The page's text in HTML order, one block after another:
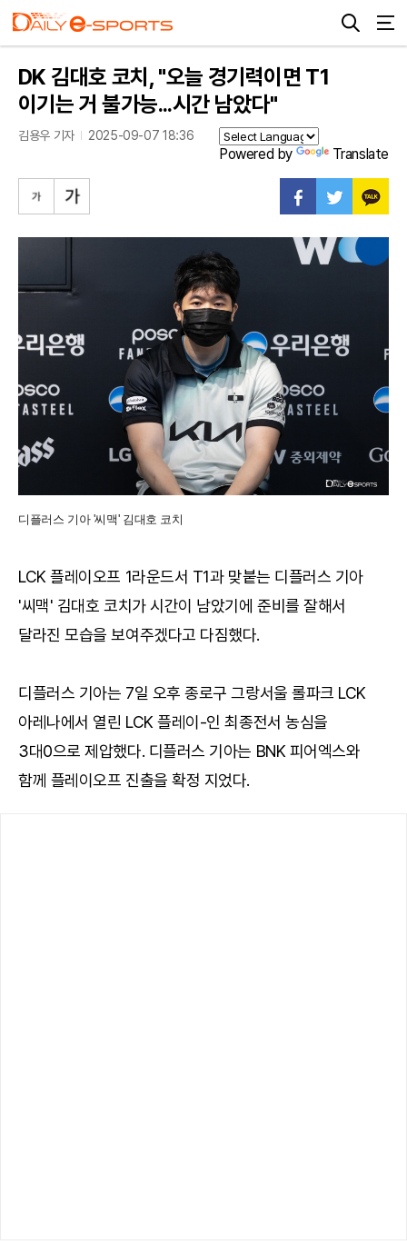
DK 김대호 코치, "오늘 경기력이면 T1
이기는 거 불가능...시간 남았다"
김용우 기자 2025-09-07 18:36
Powered by Translate
디플러스 기아 '씨맥' 김대호 코치
LCK 플레이오프 1라운드서 T1과 맞붙는 디플러스 기아
'씨맥' 김대호 코치가 시간이 남았기에 준비를 잘해서
달라진 모습을 보여주겠다고 다짐했다.
디플러스 기아는 7일 오후 종로구 그랑서울 롤파크 LCK
아레나에서 열린 LCK 플레이-인 최종전서 농심을
3대0으로 제압했다. 디플러스 기아는 BNK 피어엑스와
함께 플레이오프 진출을 확정 지었다.